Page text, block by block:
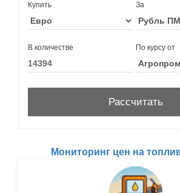
Купить За
В количестве По курсу от
Мониторинг цен на